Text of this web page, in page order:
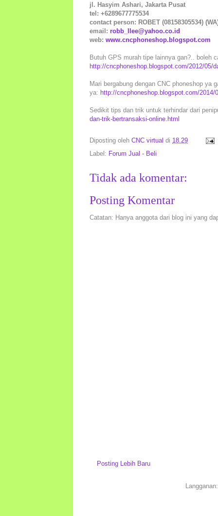
jl. Hasyim Ashari, Jakarta Pusat
tel: +6289677775534
contact person: ROBET (08158305534)
email: robb_llee@yahoo.co.id
web: www.cncphoneshop.blogspot.com
Butuh GPS murah tipe lainnya gan?.. boleh
http://cncphoneshop.blogspot.com/2012/05/
Mari bergabung dengan CNC phoneshop ya
ya: http://cncphoneshop.blogspot.com/2014/
Sedikit tips dan trik untuk terhindar dari
dan-trik-bertransaksi-online.html
Diposting oleh CNC virtual di 18.29
Label: Forum Jual - Beli
Tidak ada komentar:
Posting Komentar
Catatan: Hanya anggota dari blog ini yang
Posting Lebih Baru